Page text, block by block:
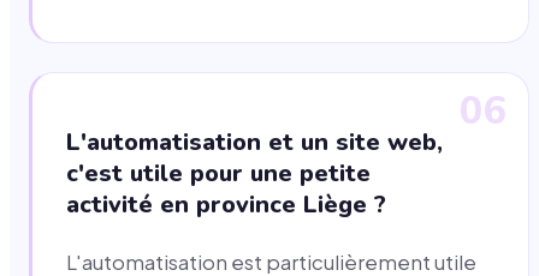
06
L'automatisation et un site web,
c'est utile pour une petite
activité en province Liège ?
L'automatisation est particulièrement utile